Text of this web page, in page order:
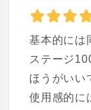
基本的には
ステージ
ほうがいい
使用感的に